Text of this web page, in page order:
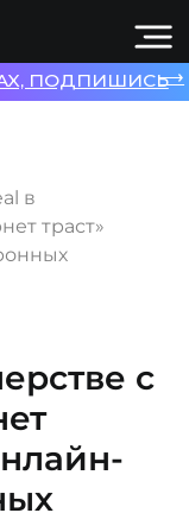
в
траст»
с